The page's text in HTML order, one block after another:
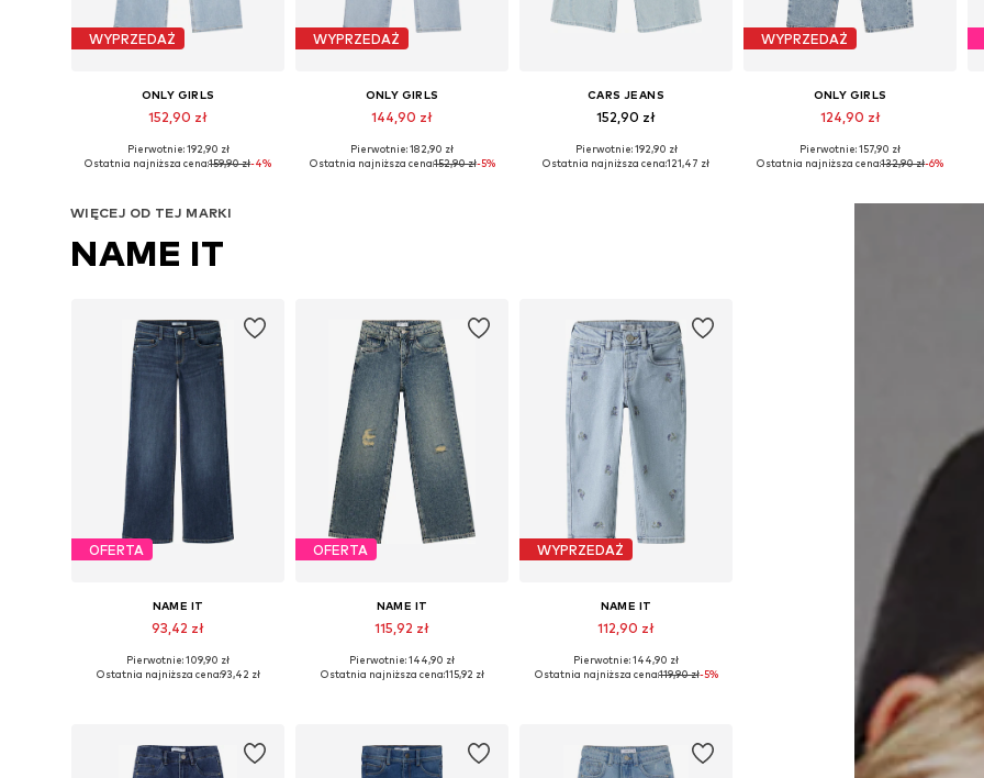
WYPRZEDAŻ
ONLY GIRLS
152,90 zł
Dostępne w różnych rozmiarach
Pierwotnie: 192,90 zł
Ostatnia najniższa cena:159,90 zł-4%
WYPRZEDAŻ
ONLY GIRLS
144,90 zł
Dostępne w różnych rozmiarach
Pierwotnie: 182,90 zł
Ostatnia najniższa cena:152,90 zł-5%
CARS JEANS
152,90 zł
Dostępne w różnych rozmiarach
Pierwotnie: 192,90 zł
Ostatnia najniższa cena:121,47 zł
WYPRZEDAŻ
ONLY GIRLS
124,90 zł
Dostępne w różnych rozmiarach
Pierwotnie: 157,90 zł
Ostatnia najniższa cena:132,90 zł-6%
WIĘCEJ OD TEJ MARKI
NAME IT
OFERTA
NAME IT
93,42 zł
Dostępne w różnych rozmiarach
Pierwotnie: 109,90 zł
Ostatnia najniższa cena:93,42 zł
OFERTA
NAME IT
115,92 zł
Dostępne w różnych rozmiarach
Pierwotnie: 144,90 zł
Ostatnia najniższa cena:115,92 zł
WYPRZEDAŻ
NAME IT
112,90 zł
Dostępne w różnych rozmiarach
Pierwotnie: 144,90 zł
Ostatnia najniższa cena:119,90 zł-5%